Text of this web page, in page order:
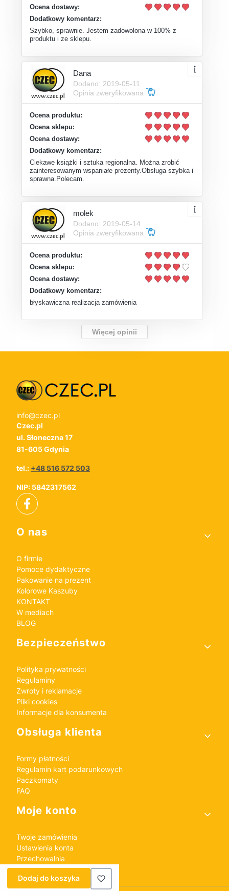
Ocena dostawy:
Dodatkowy komentarz:
Szybko, sprawnie. Jestem zadowolona w 100% z
produktu i ze sklepu.
Dana
Dodano: 2019-05-11
Opinia zweryfikowana
Ocena produktu:
Ocena sklepu:
Ocena dostawy:
Dodatkowy komentarz:
Ciekawe książki i sztuka regionalna. Można zrobić
zainteresowanym wspaniałe prezenty.Obsługa szybka i
sprawna.Polecam.
molek
Dodano: 2019-05-14
Opinia zweryfikowana
Ocena produktu:
Ocena sklepu:
Ocena dostawy:
Dodatkowy komentarz:
błyskawiczna realizacja zamówienia
Więcej opinii
info@czec.pl
Czec.pl
ul. Słoneczna 17
81-605 Gdynia
tel.: +48 516 572 503
NIP: 5842317562
Linki w stopce
O nas
O firmie
Pomoce dydaktyczne
Pakowanie na prezent
Kolorowe Kaszuby
KONTAKT
W mediach
BLOG
Bezpieczeństwo
Polityka prywatności
Regulaminy
Zwroty i reklamacje
Pliki cookies
Informacje dla konsumenta
Obsługa klienta
Formy płatności
Regulamin kart podarunkowych
Paczkomaty
FAQ
Moje konto
Twoje zamówienia
Ustawienia konta
Przechowalnia
Dodaj do koszyka